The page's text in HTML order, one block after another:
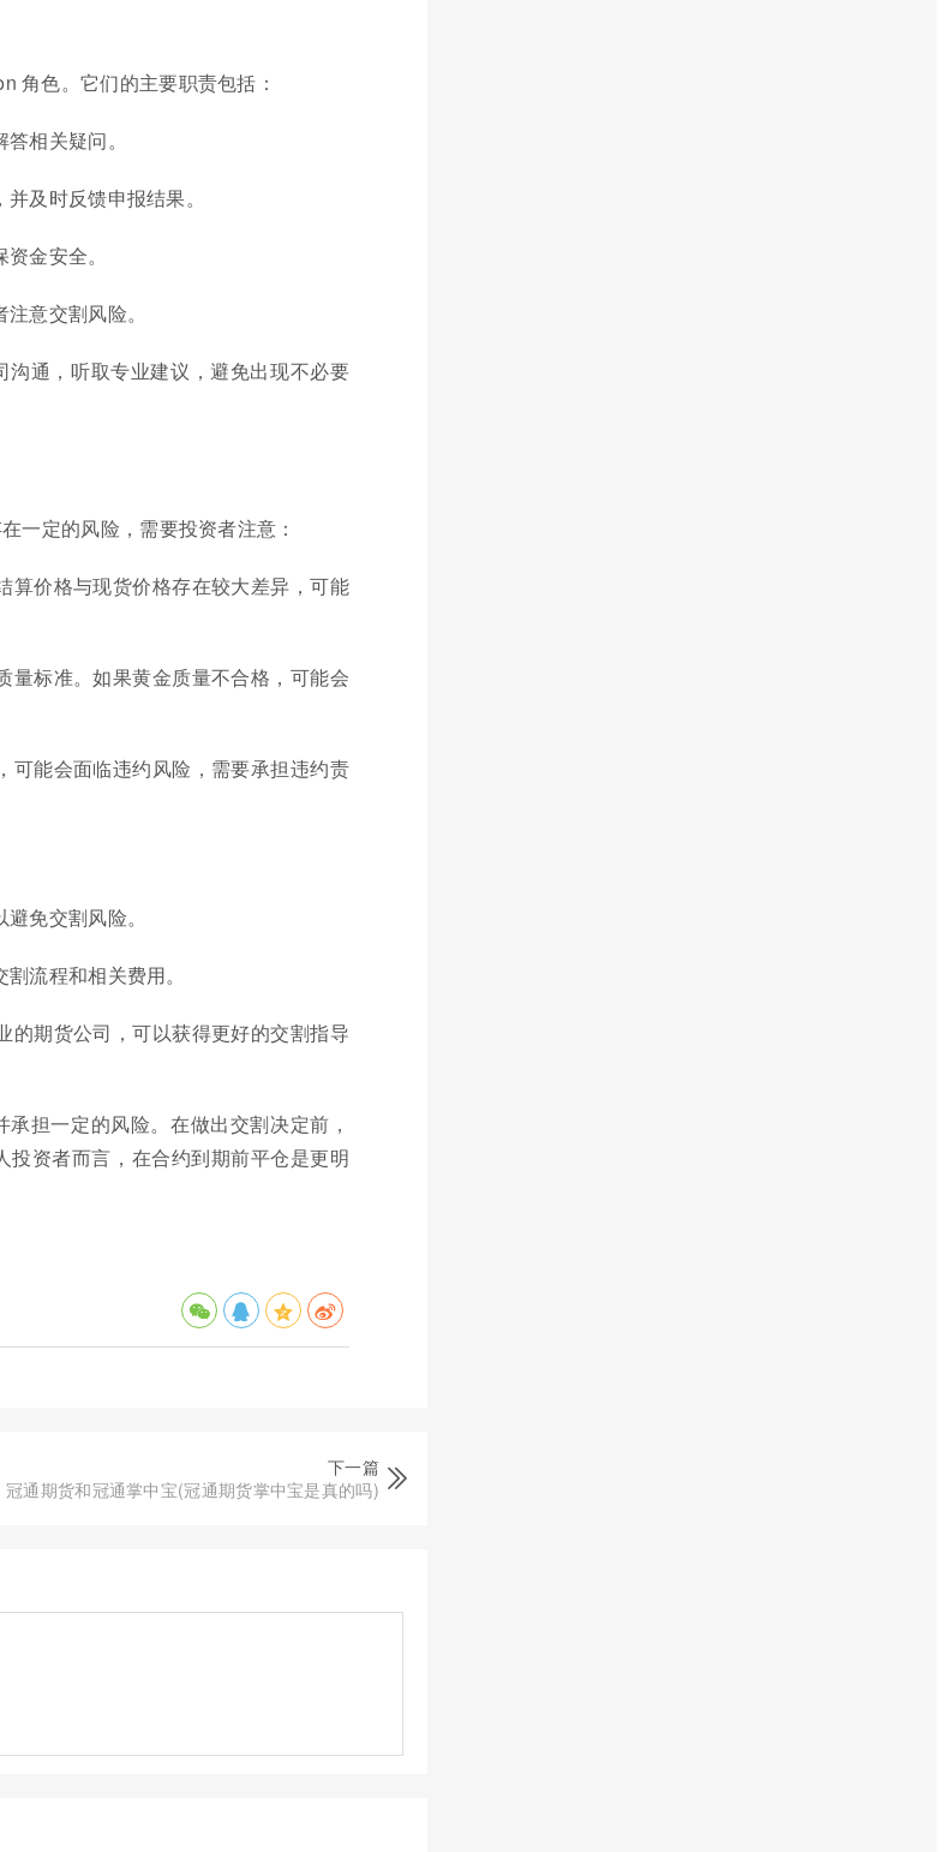
角色。它们的主要职责包括：
相关疑问。
及时反馈申报结果。
金安全。
意交割风险。
通，听取专业建议，避免出现不必要
一定的风险，需要投资者注意：
算价格与现货价格存在较大差异，可能
量标准。如果黄金质量不合格，可能会
可能会面临违约风险，需要承担违约责
免交割风险。
流程和相关费用。
的期货公司，可以获得更好的交割指导
担一定的风险。在做出交割决定前，
资者而言，在合约到期前平仓是更明
下一篇
冠通期货和冠通掌中宝(冠通期货掌中宝是真的吗)